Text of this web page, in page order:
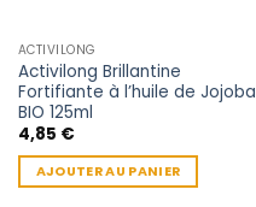
ACTIVILONG
Activilong Brillantine
Fortifiante à l’huile de Jojoba
BIO 125ml
4,85 €
AJOUTER AU PANIER